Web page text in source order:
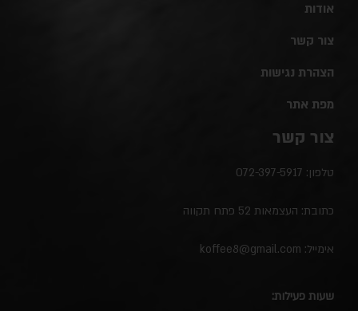
אודות
צור קשר
הצהרת נגישות
מפת אתר
צור קשר
טלפון: 072-397-5917
כתובת: העצמאות 52 פתח תקווה
אימייל: koffee8@gmail.com
שעות פעילות: